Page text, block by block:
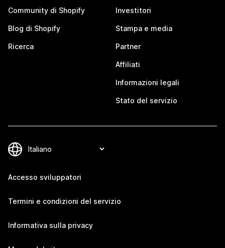
Community di Shopify
Blog di Shopify
Ricerca
Investitori
Stampa e media
Partner
Affiliati
Informazioni legali
Stato del servizio
Accesso sviluppatori
Termini e condizioni del servizio
Informativa sulla privacy